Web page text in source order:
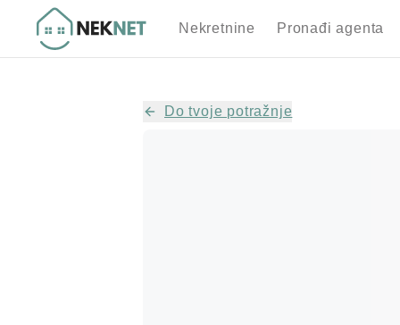
Nekretnine Pronađi agenta
Do tvoje potražnje